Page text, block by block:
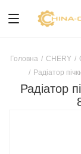
Головна / CHERY /
/ Радіатор
Радіатор